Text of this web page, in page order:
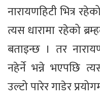
नारायणहिटी भित्र
त्यस धारामा रहेको
बताइन्छ । तर
नहेर्ने भन्ने भएपछि
उल्टो पारेर गाडेर